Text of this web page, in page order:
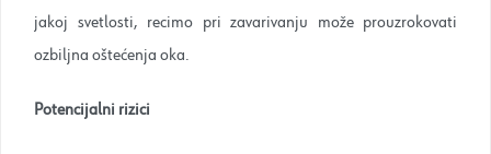
jakoj svetlosti, recimo pri zavarivanju može prouzrokovati
ozbiljna oštećenja oka.
Potencijalni rizici